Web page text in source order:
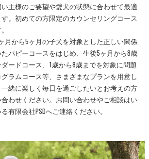
主様のご要望や愛犬の状態に合わせて最適
。初めての方限定のカウンセリングコース
月から5ヶ月の子犬を対象とした正しい関係
パピーコースをはじめ、生後5ヶ月から8歳
ードコース、1歳から8歳までを対象に問題
ラムコース等、さまざまなプランを用意し
緒に楽しく毎日を過ごしたいとお考えの方
わせください。お問い合わせやご相談はい
有限会社PSDへご連絡ください。